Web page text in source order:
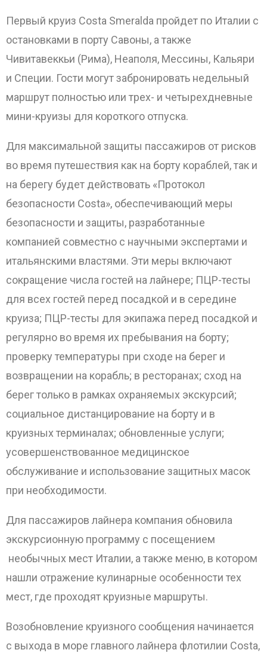
Первый круиз Costa Smeralda пройдет по Италии с
остановками в порту Савоны, а также
Чивитавеккьи (Рима), Неаполя, Мессины, Кальяри
и Специи. Гости могут забронировать недельный
маршрут полностью или трех- и четырехдневные
мини-круизы для короткого отпуска.
Для максимальной защиты пассажиров от рисков
во время путешествия как на борту кораблей, так и
на берегу будет действовать «Протокол
безопасности Costa», обеспечивающий меры
безопасности и защиты, разработанные
компанией совместно с научными экспертами и
итальянскими властями. Эти меры включают
сокращение числа гостей на лайнере; ПЦР-тесты
для всех гостей перед посадкой и в середине
круиза; ПЦР-тесты для экипажа перед посадкой и
регулярно во время их пребывания на борту;
проверку температуры при сходе на берег и
возвращении на корабль; в ресторанах; сход на
берег только в рамках охраняемых экскурсий;
социальное дистанцирование на борту и в
круизных терминалах; обновленные услуги;
усовершенствованное медицинское
обслуживание и использование защитных масок
при необходимости.
Для пассажиров лайнера компания обновила
экскурсионную программу с посещением
необычных мест Италии, а также меню, в котором
нашли отражение кулинарные особенности тех
мест, где проходят круизные маршруты.
Возобновление круизного сообщения начинается
с выхода в море главного лайнера флотилии Costa,